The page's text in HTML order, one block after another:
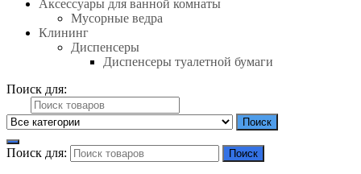
Аксессуары для ванной комнаты
Мусорные ведра
Клининг
Диспенсеры
Диспенсеры туалетной бумаги
Поиск для:
Поиск
Поиск для: Поиск